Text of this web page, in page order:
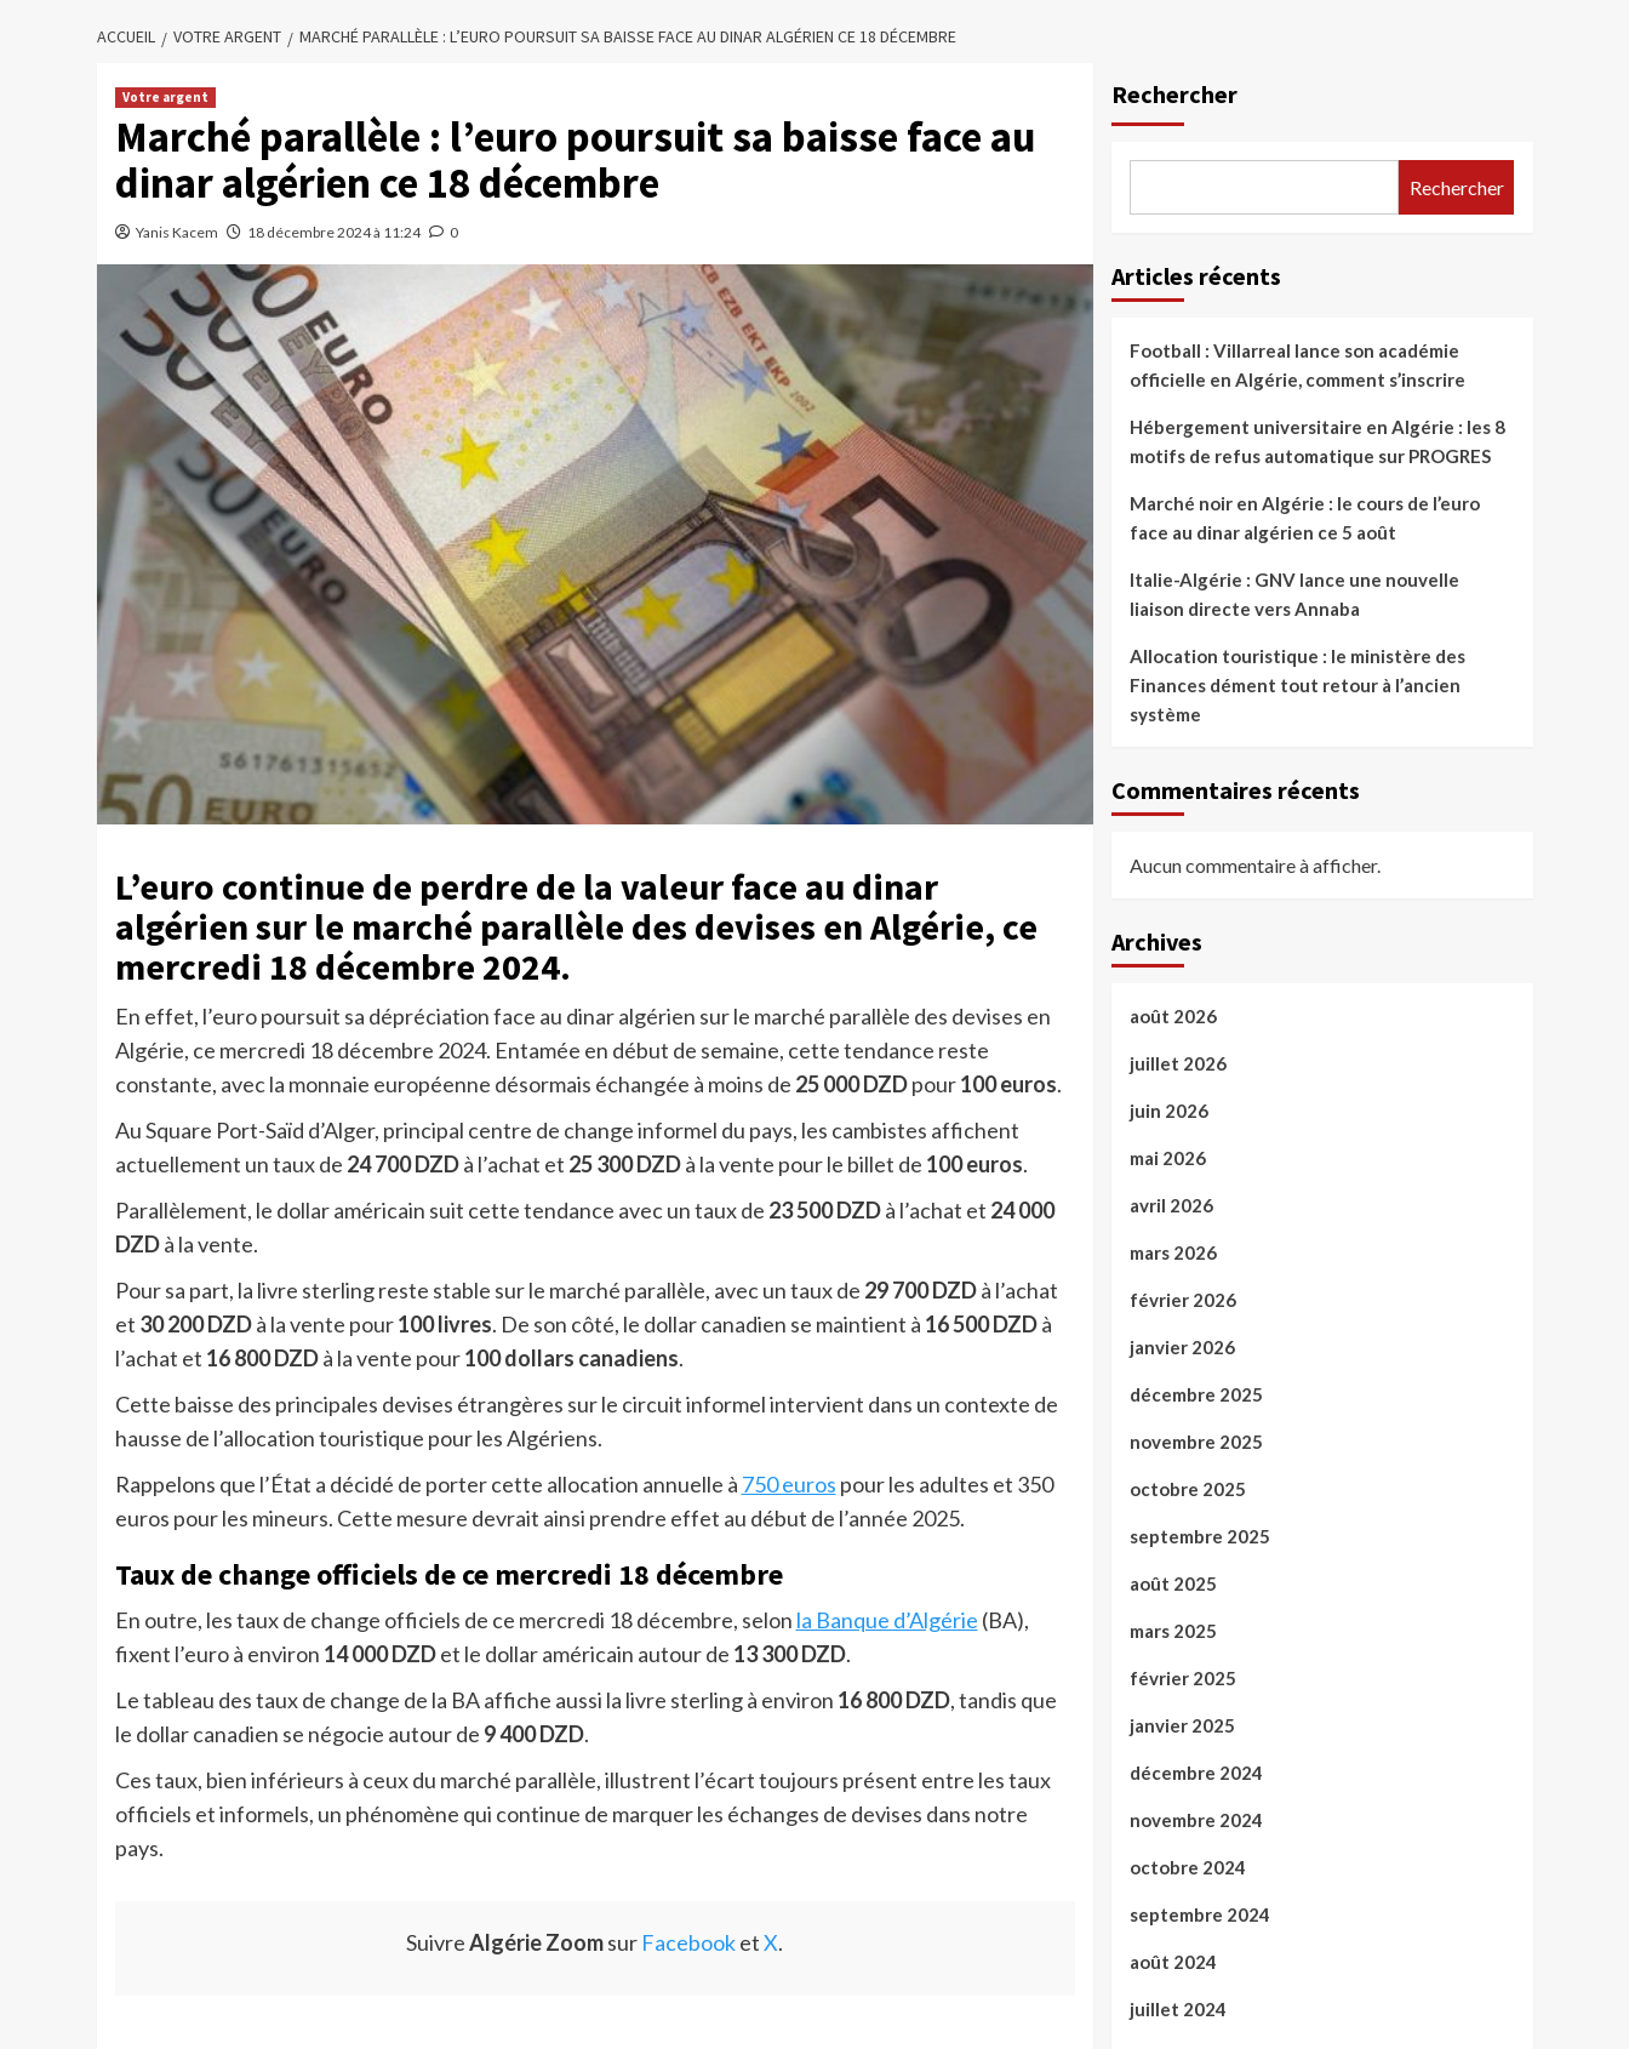
ACCUEIL VOTRE ARGENT MARCHÉ PARALLÈLE : L’EURO POURSUIT SA BAISSE FACE AU DINAR ALGÉRIEN CE 18 DÉCEMBRE
Votre argent
Marché parallèle : l’euro poursuit sa baisse face au
dinar algérien ce 18 décembre
Yanis Kacem 18 décembre 2024 à 11:24 0
L’euro continue de perdre de la valeur face au dinar
algérien sur le marché parallèle des devises en Algérie, ce
mercredi 18 décembre 2024.
En effet, l’euro poursuit sa dépréciation face au dinar algérien sur le marché parallèle des devises en
Algérie, ce mercredi 18 décembre 2024. Entamée en début de semaine, cette tendance reste
constante, avec la monnaie européenne désormais échangée à moins de 25 000 DZDpour100 euros.
Au Square Port-Saïd d’Alger, principal centre de change informel du pays, les cambistes affichent
actuellement un taux de 24 700 DZDà l’achat et 25 300 DZDà la vente pour le billet de 100 euros.
Parallèlement, le dollar américain suit cette tendance avec un taux de 23 500 DZDà l’achat et 24 000
DZDà la vente.
Pour sa part, la livre sterling reste stable sur le marché parallèle, avec un taux de 29 700 DZDà l’achat
et 30 200 DZDà la vente pour100 livres. De son côté, le dollar canadien se maintient à 16 500 DZDà
l’achat et 16 800 DZDà la vente pour100 dollars canadiens.
Cette baisse des principales devises étrangères sur le circuit informel intervient dans un contexte de
hausse de l’allocation touristique pour les Algériens.
Rappelons que l’État a décidé de porter cette allocation annuelle à 750 euros pour les adultes et 350
euros pour les mineurs. Cette mesure devrait ainsi prendre effet au début de l’année 2025.
Taux de change officiels de ce mercredi 18 décembre
En outre, les taux de change officiels de ce mercredi 18 décembre, selon la Banque d’Algérie (BA),
fixent l’euro à environ 14 000 DZDet le dollar américain autour de 13 300 DZD.
Le tableau des taux de change de la BA affiche aussi la livre sterling à environ 16 800 DZD, tandis que
le dollar canadien se négocie autour de 9 400 DZD.
Ces taux, bien inférieurs à ceux du marché parallèle, illustrent l’écart toujours présent entre les taux
officiels et informels, un phénomène qui continue de marquer les échanges de devises dans notre
pays.
SuivreAlgérie Zoomsur FacebooketX.
Rechercher
Rechercher
Articles récents
Football : Villarreal lance son académie
officielle en Algérie, comment s’inscrire
Hébergement universitaire en Algérie : les 8
motifs de refus automatique sur PROGRES
Marché noir en Algérie : le cours de l’euro
face au dinar algérien ce 5 août
Italie-Algérie : GNV lance une nouvelle
liaison directe vers Annaba
Allocation touristique : le ministère des
Finances dément tout retour à l’ancien
système
Commentaires récents
Aucun commentaire à afficher.
Archives
août 2026
juillet 2026
juin 2026
mai 2026
avril 2026
mars 2026
février 2026
janvier 2026
décembre 2025
novembre 2025
octobre 2025
septembre 2025
août 2025
mars 2025
février 2025
janvier 2025
décembre 2024
novembre 2024
octobre 2024
septembre 2024
août 2024
juillet 2024